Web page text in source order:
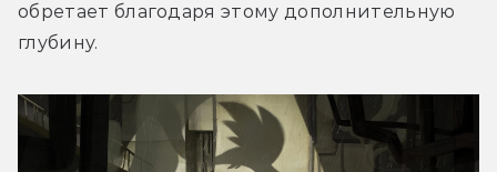
обретает благодаря этому дополнительную
глубину.